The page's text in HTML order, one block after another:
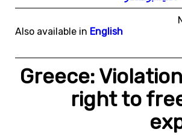
Also available in English
Greece:
right to